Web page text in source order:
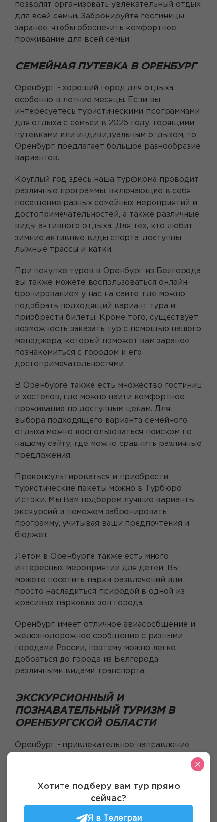
позволят организовать увлекательный отдых
для всей семьи. Забронируйте гостиницы
заранее, чтобы обеспечить комфортное
проживание для всей семьи
СЕМЕЙНАЯ ПУТЕВКА В ОРЕНБУРГ
Оренбург - хороший город для отдыха,
особенно в летние месяцы. Если вы
интересуетесь туристическими программами
для отдыха с семьёй в 2026 году, горящими
путевками или индивидуальным отдыхом, то
Оренбург предлагает большое разнообразие
вариантов.
Круглый год здесь наша турфирма проводит
различные программы, включающие в себя
посещение разных семейных мероприятий и
достопримечательностей, а также различные
виды активного отдыха. Для тех, кто любит
зимние активные виды спорта, доступны
лыжные трассы и катки.
При покупке туров в Оренбург из Белгорода
вы также можете воспользоваться онлайн-
бронированием у нас на сайте, где можно
подобрать подходящий вариант тура и
приобрести билеты. Кроме того, существует
возможность заказать тур с помощью нашего
менеджера, который поможет вам заранее
познакомиться с городом и его
достопримечательностями.
В Оренбурге также есть множество гостиниц
и хостелов, где можно найти комфортное
проживание по доступным ценам. Для
выбора подходящего варианта семейного
отдыха можно воспользоваться поиском по
нашему сайту, где можно сравнить различные
предложения.
Проконсультироваться и приобрести
туристические пакеты можно в Турбюро
Истоки. Мы Вам подберём лучшие варианты
экскурсий и поможем забронировать
программу, учитывая ваши предпочтения и
бюджет.
Летом в Оренбурге также есть много
интересных мероприятий для детей. Вы
можете посетить парки развлечений или
просто насладиться природой в одной из
красивых парковых зон города.
Оренбург имеет отличное авиасообщение и
железнодорожное сообщение с разными
городами России, поэтому можно легко
добраться до города из Белгорода
различными видами транспорта.
ЭКСКУРСИОННЫЙ И
ПОЗНАВАТЕЛЬНЫЙ ТУРИЗМ В
ОРЕНБУРГСКОЙ ОБЛАСТИ
Оренбург - привлекательное направление
интересных достопримечательностей,
которые стоит увидеть. Организовав с
помощью нашей турфирмы индивидуальные
Хотите подберу вам тур прямо
сейчас?
Я в Телеграм